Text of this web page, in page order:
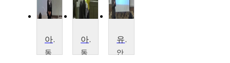
아동문학
동
아동문학
동
유아언어교육
안